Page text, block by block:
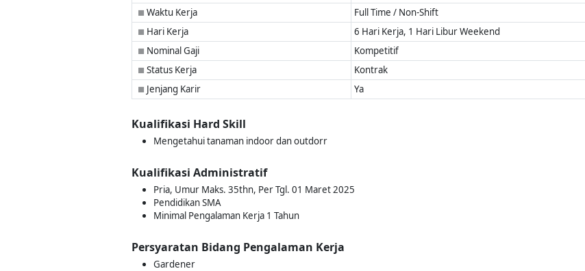
■ Waktu Kerja Full Time / Non-Shift
■ Hari Kerja 6 Hari Kerja, 1 Hari Libur Weekend
■ Nominal Gaji Kompetitif
■ Status Kerja Kontrak
■ Jenjang Karir Ya
Kualifikasi Hard Skill
Mengetahui tanaman indoor dan outdorr
Kualifikasi Administratif
Pria, Umur Maks. 35thn, Per Tgl. 01 Maret 2025
Pendidikan SMA
Minimal Pengalaman Kerja 1 Tahun
Persyaratan Bidang Pengalaman Kerja
Gardener